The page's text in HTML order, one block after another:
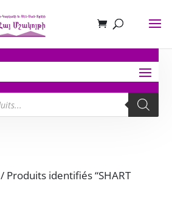
/ Produits identifiés “SHART